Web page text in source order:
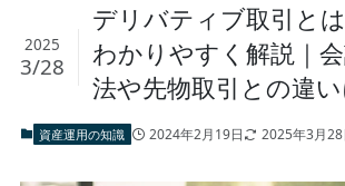
デリバティブ取引と
わかりやすく解説｜
法や先物取引との違
2025
3/28
資産運用の知識 2024年2月19日 2025年3月28